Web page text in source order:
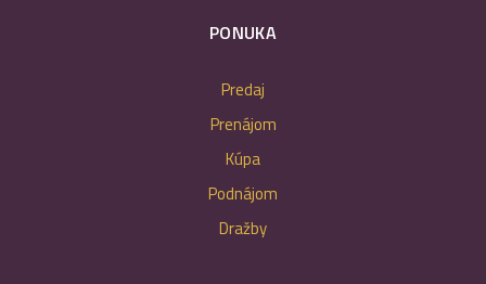
PONUKA
Predaj
Prenájom
Kúpa
Podnájom
Dražby